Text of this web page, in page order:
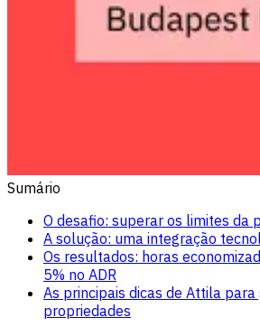
Sumário
O desafio: superar os limites da
A solução: uma integração
Os resultados: horas
5% no ADR
As principais dicas de Attila para
propriedades